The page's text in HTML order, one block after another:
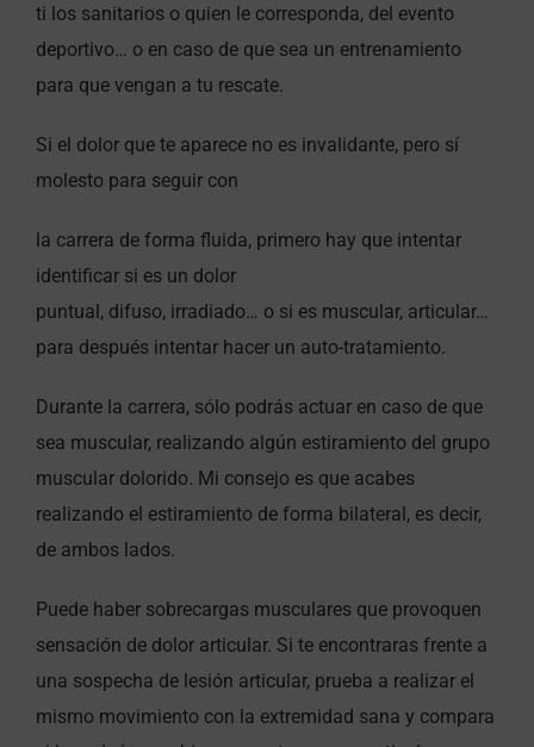
ti los sanitarios o quien le corresponda, del evento
deportivo… o en caso de que sea un entrenamiento
para que vengan a tu rescate.
Si el dolor que te aparece no es invalidante, pero sí
molesto para seguir con
la carrera de forma fluida, primero hay que intentar
identificar si es un dolor
puntual, difuso, irradiado… o si es muscular, articular…
para después intentar hacer un auto-tratamiento.
Durante la carrera, sólo podrás actuar en caso de que
sea muscular, realizando algún estiramiento del grupo
muscular dolorido. Mi consejo es que acabes
realizando el estiramiento de forma bilateral, es decir,
de ambos lados.
Puede haber sobrecargas musculares que provoquen
sensación de dolor articular. Si te encontraras frente a
una sospecha de lesión articular, prueba a realizar el
mismo movimiento con la extremidad sana y compara